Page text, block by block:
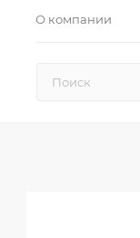
О компании